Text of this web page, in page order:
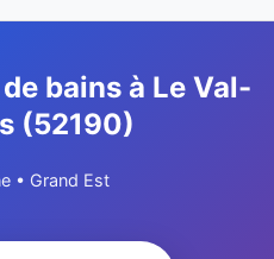
bains à Le Val-
(52190)
• Grand Est